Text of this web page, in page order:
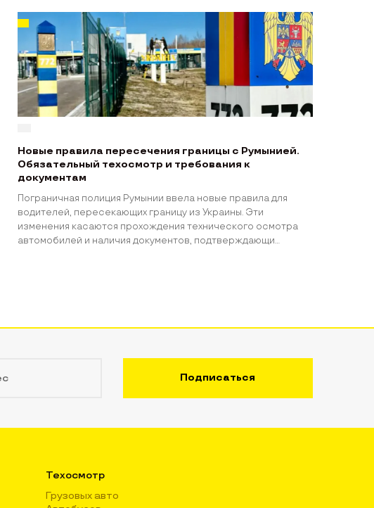
Новые правила пересечения границы с Румынией.
Обязательный техосмотр и требования к
документам
Пограничная полиция Румынии ввела новые правила для
водителей, пересекающих границу из Украины. Эти
изменения касаются прохождения технического осмотра
автомобилей и наличия документов, подтверждающи...
Техосмотр
Грузовых авто